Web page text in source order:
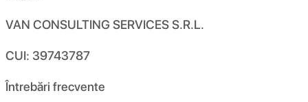
VAN CONSULTING SERVICES S.R.L.
CUI: 39743787
Întrebări frecvente